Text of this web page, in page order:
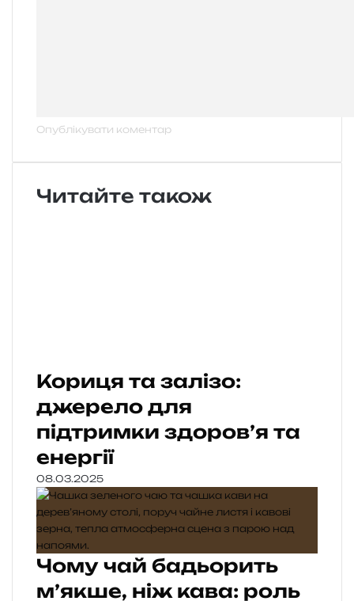
Читайте також
Кориця та залізо:
джерело для
підтримки здоров’я та
енергії
08.03.2025
Чому чай бадьорить
м’якше, ніж кава: роль